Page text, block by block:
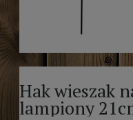
Hak wieszak
lampiony